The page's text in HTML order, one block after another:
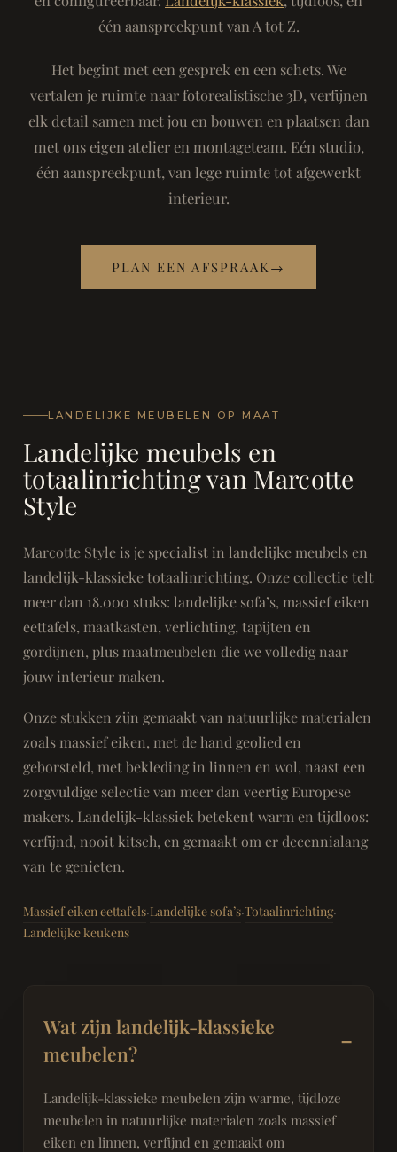
één aanspreekpunt van A tot Z.
Het begint met een gesprek en een schets. We
vertalen je ruimte naar fotorealistische 3D, verfijnen
elk detail samen met jou en bouwen en plaatsen dan
met ons eigen atelier en montageteam. Eén studio,
één aanspreekpunt, van lege ruimte tot afgewerkt
interieur.
PLAN EEN AFSPRAAK →
LANDELIJKE MEUBELEN OP MAAT
Landelijke meubels en
totaalinrichting van Marcotte
Style
Marcotte Style is je specialist in landelijke meubels en
landelijk-klassieke totaalinrichting. Onze collectie telt
meer dan 18.000 stuks: landelijke sofa’s, massief eiken
eettafels, maatkasten, verlichting, tapijten en
gordijnen, plus maatmeubelen die we volledig naar
jouw interieur maken.
Onze stukken zijn gemaakt van natuurlijke materialen
zoals massief eiken, met de hand geolied en
geborsteld, met bekleding in linnen en wol, naast een
zorgvuldige selectie van meer dan veertig Europese
makers. Landelijk-klassiek betekent warm en tijdloos:
verfijnd, nooit kitsch, en gemaakt om er decennialang
van te genieten.
Massief eiken eettafels·Landelijke sofa’s·Totaalinrichting·
Landelijke keukens
Wat zijn landelijk-klassieke
meubelen?
Landelijk-klassieke meubelen zijn warme, tijdloze
meubelen in natuurlijke materialen zoals massief
eiken en linnen, verfijnd en gemaakt om